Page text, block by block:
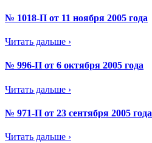
№ 1018-П от 11 ноября 2005 года
Читать дальше ›
№ 996-П от 6 октября 2005 года
Читать дальше ›
№ 971-П от 23 сентября 2005 года
Читать дальше ›